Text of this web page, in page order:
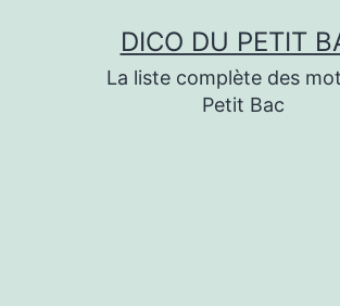
DICO DU PETIT
La liste complète des
Petit Bac